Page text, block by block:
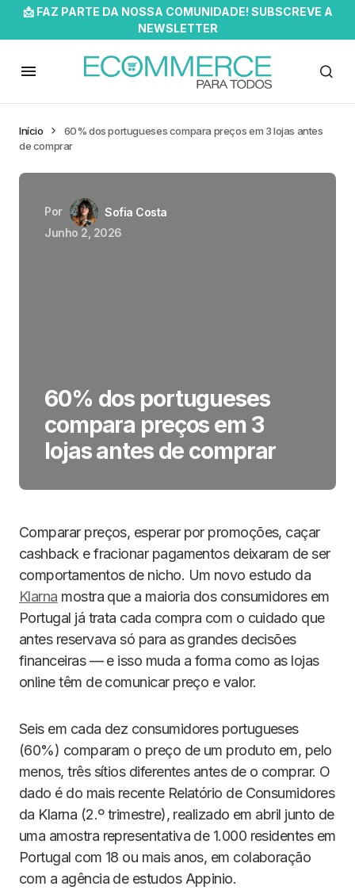
📩 FAZ PARTE DA NOSSA COMUNIDADE! SUBSCREVE A
NEWSLETTER
Início
60% dos portugueses compara preços em 3 lojas antes
de comprar
Por
Sofia Costa
Junho 2, 2026
60% dos portugueses
compara preços em 3
lojas antes de comprar
Comparar preços, esperar por promoções, caçar
cashback e fracionar pagamentos deixaram de ser
comportamentos de nicho. Um novo estudo da
Klarna mostra que a maioria dos consumidores em
Portugal já trata cada compra com o cuidado que
antes reservava só para as grandes decisões
financeiras — e isso muda a forma como as lojas
online têm de comunicar preço e valor.
Seis em cada dez consumidores portugueses
(60%) comparam o preço de um produto em, pelo
menos, três sítios diferentes antes de o comprar. O
dado é do mais recente Relatório de Consumidores
da Klarna (2.º trimestre), realizado em abril junto de
uma amostra representativa de 1.000 residentes em
Portugal com 18 ou mais anos, em colaboração
com a agência de estudos Appinio.